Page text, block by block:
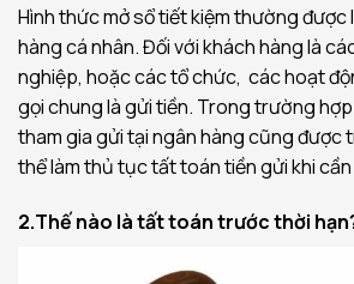
Hình thức mở sổ tiết kiệm thường được
hàng cá nhân. Đối với khách hàng là
nghiệp, hoặc các tổ chức, các hoạt
gọi chung là gửi tiền. Trong trường
tham gia gửi tại ngân hàng cũng được
thể làm thủ tục tất toán tiền gửi khi
2.Thế nào là tất toán trước thời